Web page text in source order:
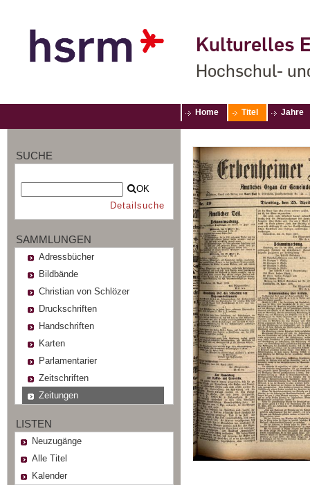
Kulturelles
Hochschul-
Home Titel Jahre
SUCHE
OK
Detailsuche
SAMMLUNGEN
Adressbücher
Bildbände
Christian von Schlözer
Druckschriften
Handschriften
Karten
Parlamentarier
Zeitschriften
Zeitungen
LISTEN
Neuzugänge
Alle Titel
Kalender